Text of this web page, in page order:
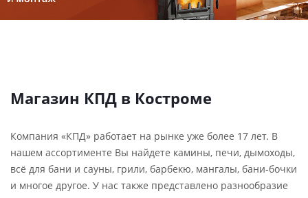
Магазин КПД в Костроме
Компания «КПД» работает на рынке уже более 17 лет. В
нашем ассортименте Вы найдете камины, печи, дымоходы,
всё для бани и сауны, грили, барбекю, мангалы, бани-бочки
и многое другое. У нас также представлено разнообразие